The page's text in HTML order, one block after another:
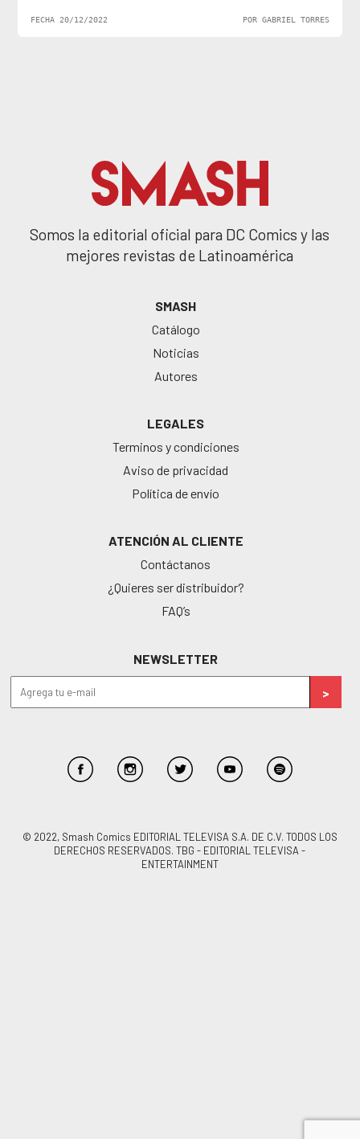
FECHA 20/12/2022 POR GABRIEL TORRES
Somos la editorial oficial para DC Comics y las
mejores revistas de Latinoamérica
SMASH
Catálogo
Noticias
Autores
LEGALES
Terminos y condiciones
Aviso de privacidad
Política de envío
ATENCIÓN AL CLIENTE
Contáctanos
¿Quieres ser distribuidor?
FAQ’s
NEWSLETTER
© 2022, Smash Comics EDITORIAL TELEVISA S.A. DE C.V. TODOS LOS
DERECHOS RESERVADOS. TBG - EDITORIAL TELEVISA -
ENTERTAINMENT